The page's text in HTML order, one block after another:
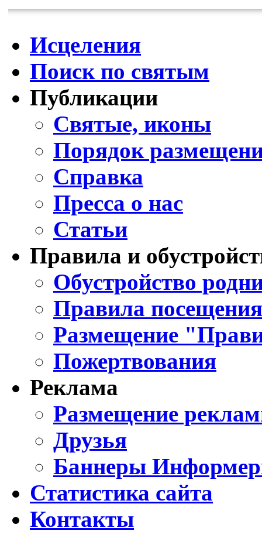
Исцеления
Поиск по святым
Публикации
Святые, иконы
Порядок
Справка
Пресса о нас
Статьи
Правила и
Обустройство
Правила
Размещение
Пожертвования
Реклама
Размещение
Друзья
Баннеры
Статистика сайта
Контакты